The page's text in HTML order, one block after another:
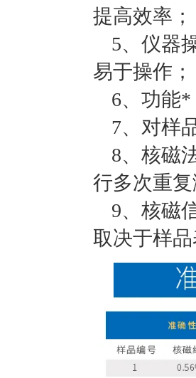
提高效率；
5、仪器
易于操作；
6、功能
7、对样
8、核磁
行多次重
9、核磁
取决于样